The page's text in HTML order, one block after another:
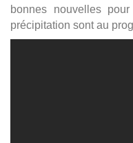
bonnes nouvelles
précipitation sont au